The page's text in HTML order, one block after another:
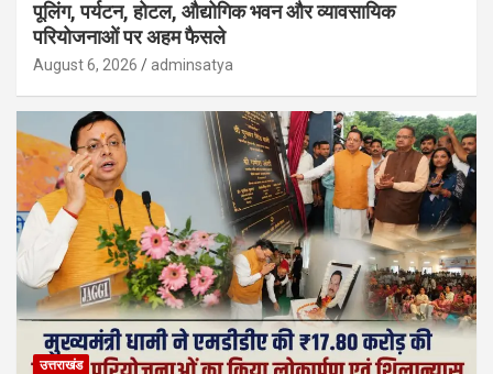
पूलिंग, पर्यटन, होटल, औद्योगिक भवन और व्यावसायिक
परियोजनाओं पर अहम फैसले
August 6, 2026 adminsatya
उत्तराखंड